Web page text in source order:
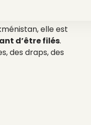
peignage.
atteindre
elle est
d’être filés.
des draps, des